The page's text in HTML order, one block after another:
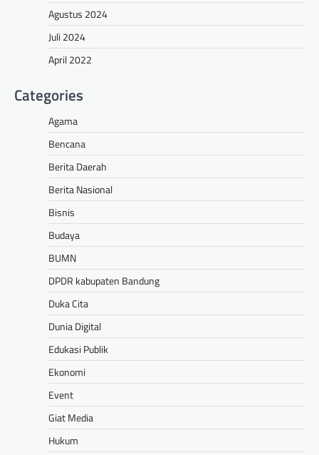
Agustus 2024
Juli 2024
April 2022
Categories
Agama
Bencana
Berita Daerah
Berita Nasional
Bisnis
Budaya
BUMN
DPDR kabupaten Bandung
Duka Cita
Dunia Digital
Edukasi Publik
Ekonomi
Event
Giat Media
Hukum